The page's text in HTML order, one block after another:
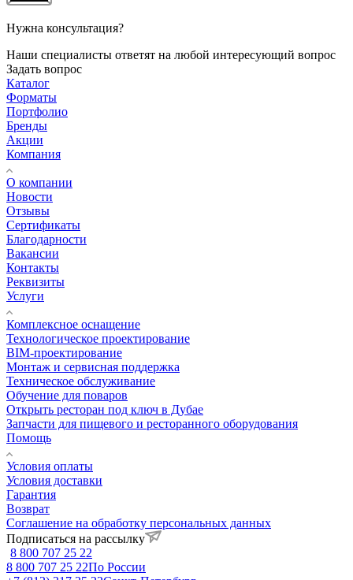
Нужна консультация?
Наши специалисты ответят на любой интересующий вопрос
Задать вопрос
Каталог
Форматы
Портфолио
Бренды
Акции
Компания
О компании
Новости
Отзывы
Сертификаты
Благодарности
Вакансии
Контакты
Реквизиты
Услуги
Комплексное оснащение
Технологическое проектирование
BIM-проектирование
Монтаж и сервисная поддержка
Техническое обслуживание
Обучение для поваров
Открыть ресторан под ключ в Дубае
Запчасти для пищевого и ресторанного оборудования
Помощь
Условия оплаты
Условия доставки
Гарантия
Возврат
Соглашение на обработку персональных данных
Подписаться на рассылку
8 800 707 25 22
8 800 707 25 22По России